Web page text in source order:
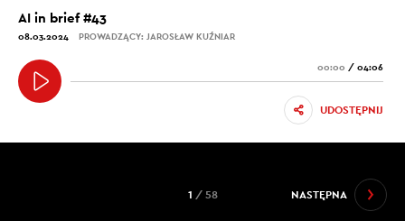
AI in brief #43
08.03.2024 PROWADZĄCY: JAROSŁAW KUŹNIAR
00:00 / 04:06
UDOSTĘPNIJ
NASTĘPNA
1 / 58